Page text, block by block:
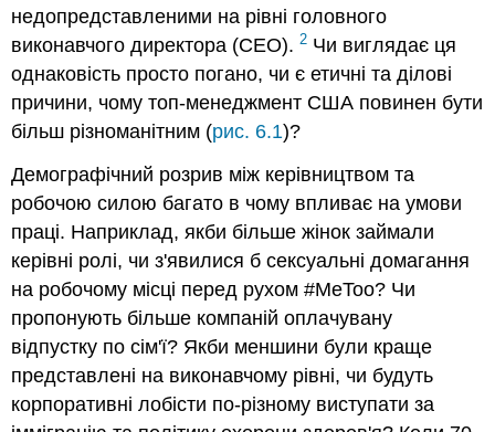
недопредставленими на рівні головного
виконавчого директора (CEO).2 Чи виглядає ця
однаковість просто погано, чи є етичні та ділові
причини, чому топ-менеджмент США повинен бути
більш різноманітним (рис. 6.1)?
Демографічний розрив між керівництвом та
робочою силою багато в чому впливає на умови
праці. Наприклад, якби більше жінок займали
керівні ролі, чи з'явилися б сексуальні домагання
на робочому місці перед рухом #MeToo? Чи
пропонують більше компаній оплачувану
відпустку по сім'ї? Якби меншини були краще
представлені на виконавчому рівні, чи будуть
корпоративні лобісти по-різному виступати за